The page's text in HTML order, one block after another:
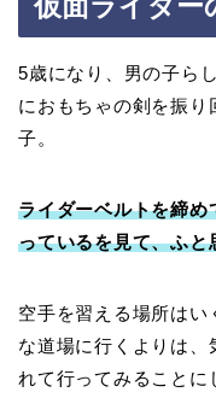
5歳になり、男の子ら
におもちゃの剣を振り
子。
ライダーベルトを締め
っているを見て、ふと
空手を習える場所はい
な道場に行くよりは、
れて行ってみることに